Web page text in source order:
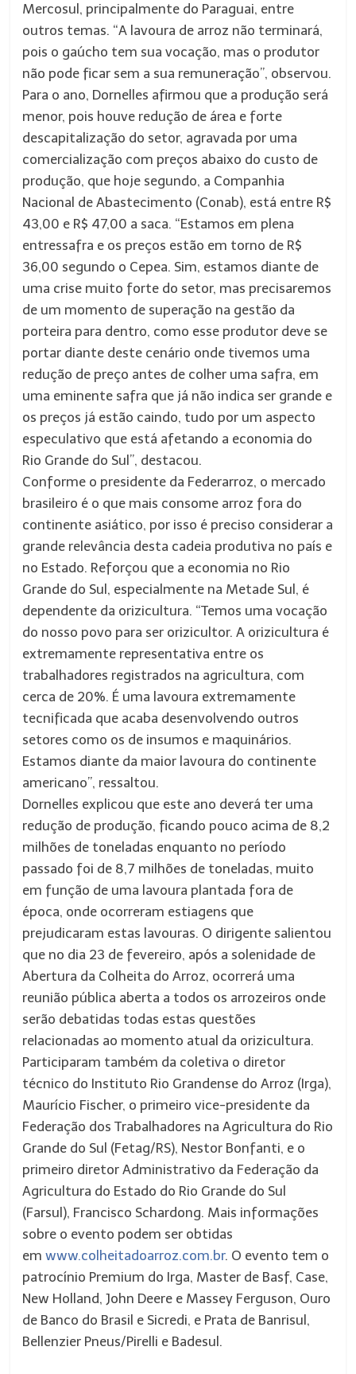
Mercosul, principalmente do Paraguai, entre
outros temas. “A lavoura de arroz não terminará,
pois o gaúcho tem sua vocação, mas o produtor
não pode ficar sem a sua remuneração”, observou.
Para o ano, Dornelles afirmou que a produção será
menor, pois houve redução de área e forte
descapitalização do setor, agravada por uma
comercialização com preços abaixo do custo de
produção, que hoje segundo, a Companhia
Nacional de Abastecimento (Conab), está entre R$
43,00 e R$ 47,00 a saca. “Estamos em plena
entressafra e os preços estão em torno de R$
36,00 segundo o Cepea. Sim, estamos diante de
uma crise muito forte do setor, mas precisaremos
de um momento de superação na gestão da
porteira para dentro, como esse produtor deve se
portar diante deste cenário onde tivemos uma
redução de preço antes de colher uma safra, em
uma eminente safra que já não indica ser grande e
os preços já estão caindo, tudo por um aspecto
especulativo que está afetando a economia do
Rio Grande do Sul”, destacou.
Conforme o presidente da Federarroz, o mercado
brasileiro é o que mais consome arroz fora do
continente asiático, por isso é preciso considerar a
grande relevância desta cadeia produtiva no país e
no Estado. Reforçou que a economia no Rio
Grande do Sul, especialmente na Metade Sul, é
dependente da orizicultura. “Temos uma vocação
do nosso povo para ser orizicultor. A orizicultura é
extremamente representativa entre os
trabalhadores registrados na agricultura, com
cerca de 20%. É uma lavoura extremamente
tecnificada que acaba desenvolvendo outros
setores como os de insumos e maquinários.
Estamos diante da maior lavoura do continente
americano”, ressaltou.
Dornelles explicou que este ano deverá ter uma
redução de produção, ficando pouco acima de 8,2
milhões de toneladas enquanto no período
passado foi de 8,7 milhões de toneladas, muito
em função de uma lavoura plantada fora de
época, onde ocorreram estiagens que
prejudicaram estas lavouras. O dirigente salientou
que no dia 23 de fevereiro, após a solenidade de
Abertura da Colheita do Arroz, ocorrerá uma
reunião pública aberta a todos os arrozeiros onde
serão debatidas todas estas questões
relacionadas ao momento atual da orizicultura.
Participaram também da coletiva o diretor
técnico do Instituto Rio Grandense do Arroz (Irga),
Maurício Fischer, o primeiro vice-presidente da
Federação dos Trabalhadores na Agricultura do Rio
Grande do Sul (Fetag/RS), Nestor Bonfanti, e o
primeiro diretor Administrativo da Federação da
Agricultura do Estado do Rio Grande do Sul
(Farsul), Francisco Schardong. Mais informações
sobre o evento podem ser obtidas
emwww.colheitadoarroz.com.br. O evento tem o
patrocínio Premium do Irga, Master de Basf, Case,
New Holland, John Deere e Massey Ferguson, Ouro
de Banco do Brasil e Sicredi, e Prata de Banrisul,
Bellenzier Pneus/Pirelli e Badesul.